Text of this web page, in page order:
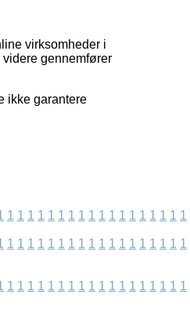
virksomheder i
gennemfører
ikke garantere
1 1 1 1 1 1 1 1 1 1 1 1 1 1 1 1 1 1
1 1 1 1 1 1 1 1 1 1 1 1 1 1 1 1 1 1
1 1 1 1 1 1 1 1 1 1 1 1 1 1 1 1 1 1